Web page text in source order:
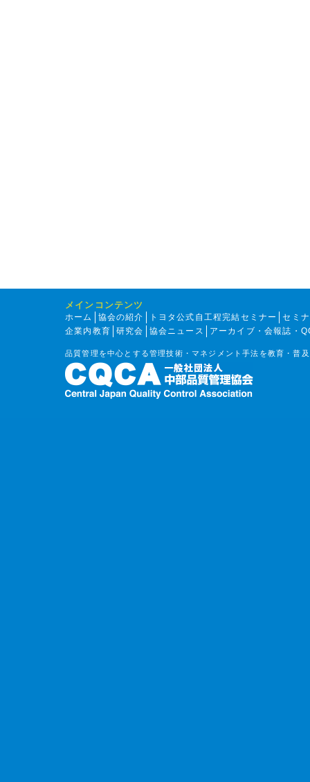
メインコンテンツ
ホーム 協会の紹介 トヨタ公式自工程完結セミナー
セミ
企業内教育
研究会 協会ニュース アーカイブ・会報誌・
品質管理を中心とする管理技術・マネジメント手法を教育・普